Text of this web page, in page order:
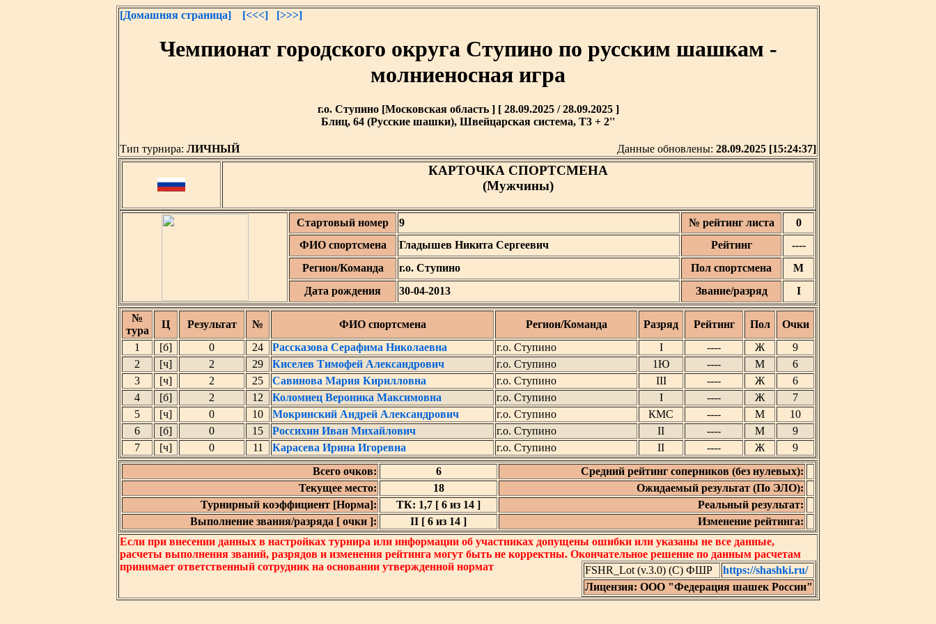
[Домашняя страница] [<<<] [>>>]
Чемпионат городского округа Ступино по русским шашкам -
молниеносная игра
г.о. Ступино [Московская область ] [ 28.09.2025 / 28.09.2025 ]
Блиц, 64 (Русские шашки), Швейцарская система, T3 + 2''
Тип турнира: ЛИЧНЫЙ Данные обновлены: 28.09.2025 [15:24:37]
КАРТОЧКА СПОРТСМЕНА
(Мужчины)
Стартовый номер 9 № рейтинг листа
0
ФИО спортсмена
Гладышев Никита Сергеевич Рейтинг
----
Регион/Команда
г.о. Ступино Пол спортсмена
М
Дата рождения
30-04-2013 Звание/разряд I
№
тура
Ц Результат № ФИО спортсмена Регион/Команда Разряд Рейтинг Пол
Очки
1
[б] 0 24 Рассказова Серафима Николаевна г.о. Ступино I ---- Ж
9
2
[ч] 2 29 Киселев Тимофей Александрович г.о. Ступино 1Ю ---- М
6
3
[ч] 2 25 Савинова Мария Кирилловна г.о. Ступино III ---- Ж
6
4
[б] 2 12 Коломиец Вероника Максимовна г.о. Ступино I ---- Ж
7
5
[ч] 0 10 Мокринский Андрей Александрович г.о. Ступино КМС ---- М
10
6
[б] 0 15 Россихин Иван Михайлович г.о. Ступино II ---- М
9
7
[ч] 0 11 Карасева Ирина Игоревна г.о. Ступино II ---- Ж
9
Всего очков:
6
Средний рейтинг соперников (без нулевых):
Текущее место:
18
Ожидаемый результат (По ЭЛО):
Турнирный коэффициент [Норма]:
ТК: 1,7 [ 6 из 14 ]
Реальный результат:
Выполнение звания/разряда [ очки ]:
II [ 6 из 14 ]
Изменение рейтинга:
Если при внесении данных в настройках турнира или информации об участниках допущены ошибки или указаны не все данные,
расчеты выполнения званий, разрядов и изменения рейтинга могут быть не корректны. Окончательное решение по данным расчетам
принимает ответственный сотрудник на основании утвержденной нормат
FSHR_Lot (v.3.0) (C) ФШР
https://shashki.ru/
Лицензия: ООО "Федерация шашек России"